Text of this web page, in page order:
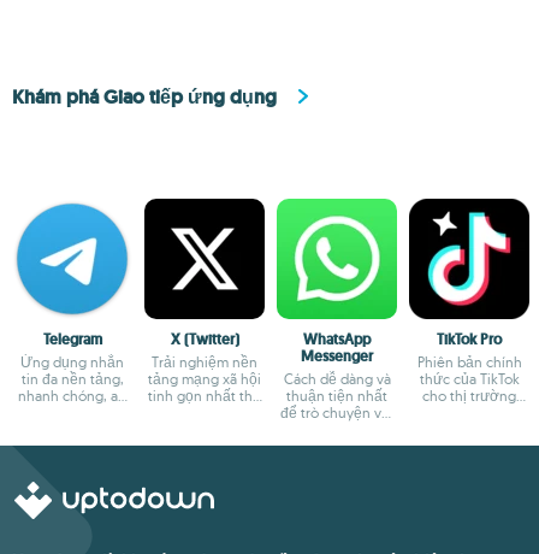
Khám phá Giao tiếp ứng dụng
Telegram
Ứng dụng nhắn
tin đa nền tảng,
nhanh chóng, an
X (Twitter)
Trải nghiệm nền
tảng mạng xã hội
tinh gọn nhất thế
WhatsApp
Messenger
Cách dễ dàng và
thuận tiện nhất
để trò chuyện với
TikTok Pro
Phiên bản chính
thức của TikTok
cho thị trường